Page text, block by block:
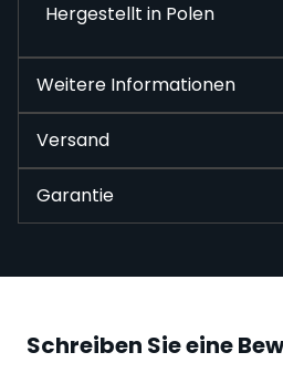
Hergestellt in Polen
Weitere Informationen
Versand
Garantie
Schreiben Sie eine